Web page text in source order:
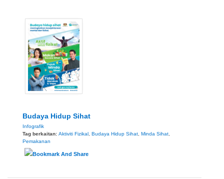
Budaya Hidup Sihat
Infografik
Tag berkaitan: Aktiviti Fizikal Budaya Hidup Sihat Minda Sihat
Pemakanan